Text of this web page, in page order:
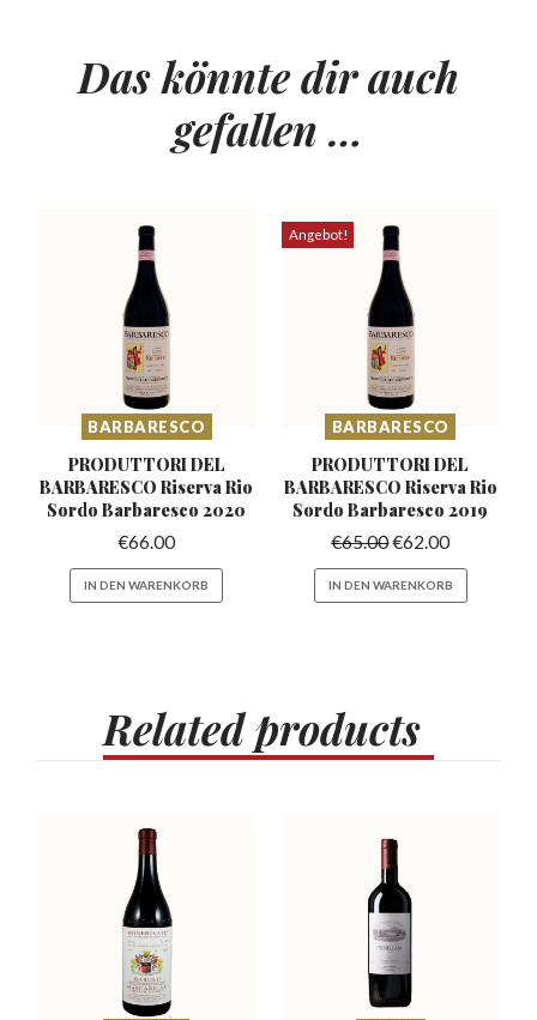
Das könnte dir auch
gefallen …
BARBARESCO
PRODUTTORI DEL
BARBARESCO RiservaRio
Sordo Barbaresco 2020
€66.00
IN DEN WARENKORB
Angebot!
BARBARESCO
PRODUTTORI DEL
BARBARESCO Riserva Rio
Sordo Barbaresco 2019
€65.00€62.00
IN DEN WARENKORB
Relatedproducts